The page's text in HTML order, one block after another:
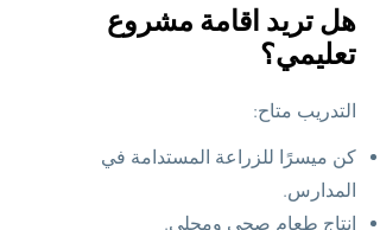
هل تريد اقامة مشروع
تعليمي؟
التدريب متاح:
كن ميسرًا للزراعة المستدامة في
المدارس.
إنتاج طعام صحي ومحلي.